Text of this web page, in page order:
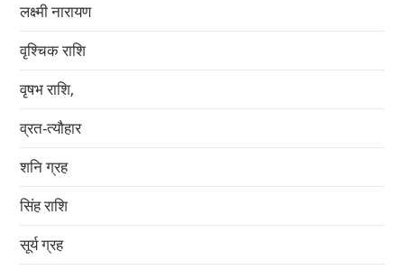
लक्ष्मी नारायण
वृश्चिक राशि
वृषभ राशि,
व्रत-त्यौहार
शनि ग्रह
सिंह राशि
सूर्य ग्रह